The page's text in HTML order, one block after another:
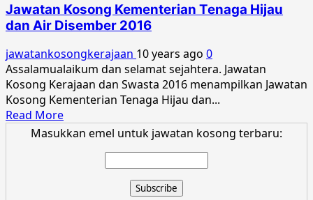
Jawatan Kosong Kementerian Tenaga Hijau
dan Air Disember 2016
jawatankosongkerajaan 10 years ago 0
Assalamualaikum dan selamat sejahtera. Jawatan
Kosong Kerajaan dan Swasta 2016 menampilkan Jawatan
Kosong Kementerian Tenaga Hijau dan...
Read MoreRead
more
Kementerian
Masukkan emel untuk jawatan kosong terbaru: